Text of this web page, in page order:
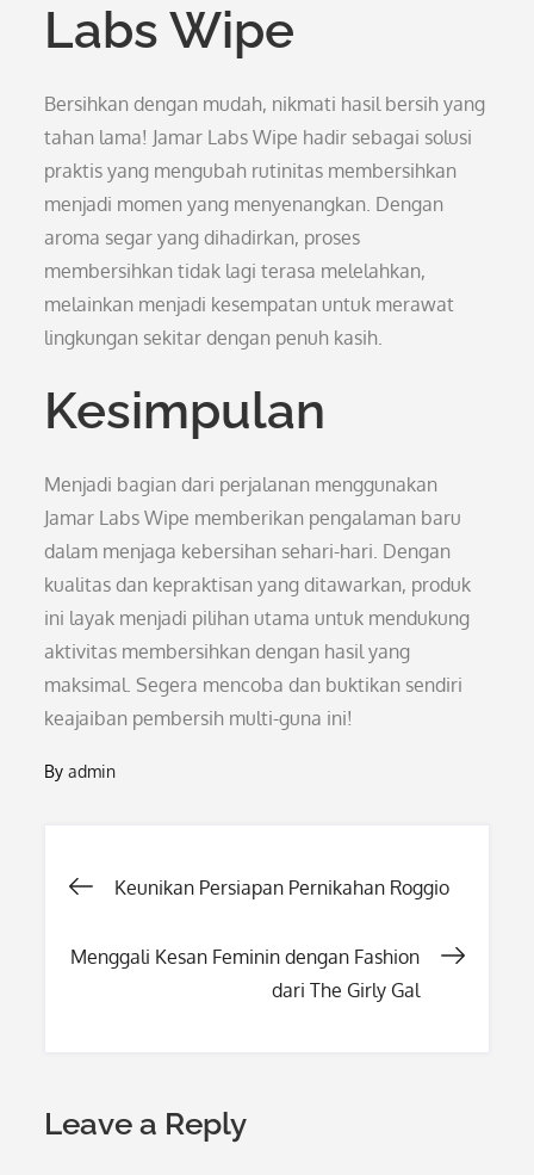
Labs Wipe
Bersihkan dengan mudah, nikmati hasil bersih yang
tahan lama! Jamar Labs Wipe hadir sebagai solusi
praktis yang mengubah rutinitas membersihkan
menjadi momen yang menyenangkan. Dengan
aroma segar yang dihadirkan, proses
membersihkan tidak lagi terasa melelahkan,
melainkan menjadi kesempatan untuk merawat
lingkungan sekitar dengan penuh kasih.
Kesimpulan
Menjadi bagian dari perjalanan menggunakan
Jamar Labs Wipe memberikan pengalaman baru
dalam menjaga kebersihan sehari-hari. Dengan
kualitas dan kepraktisan yang ditawarkan, produk
ini layak menjadi pilihan utama untuk mendukung
aktivitas membersihkan dengan hasil yang
maksimal. Segera mencoba dan buktikan sendiri
keajaiban pembersih multi-guna ini!
Byadmin
Post
navigation
Keunikan Persiapan Pernikahan Roggio
Menggali Kesan Feminin dengan Fashion
dari The Girly Gal
Leave a Reply